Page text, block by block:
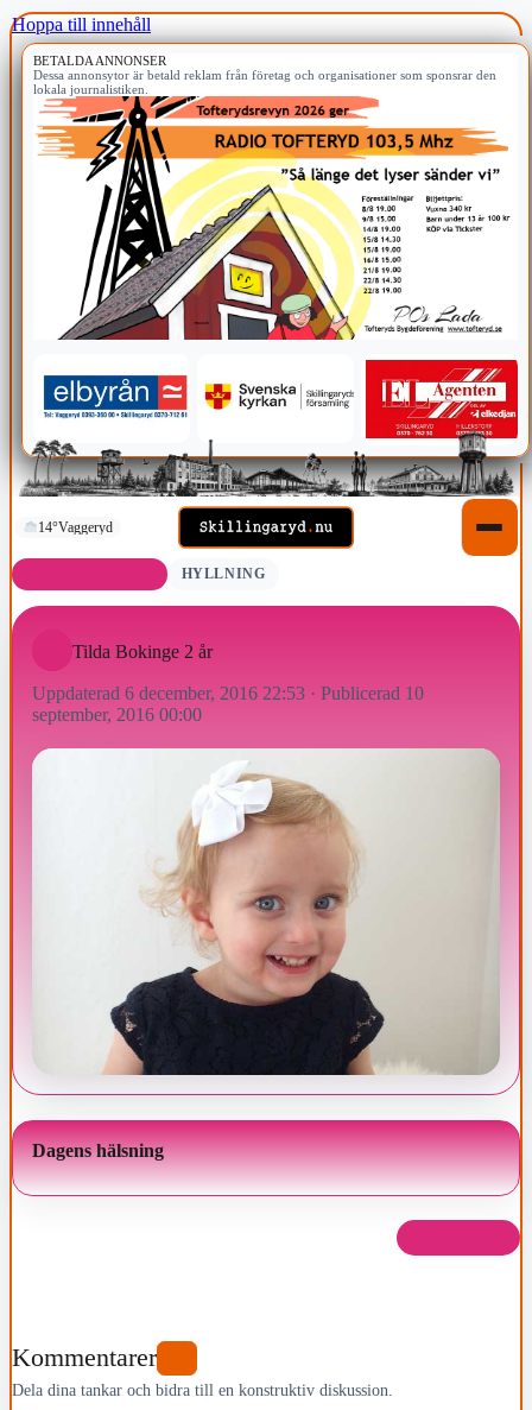
Hoppa till innehåll
BETALDA ANNONSER
Dessa annonsytor är betald reklam från företag och organisationer som sponsrar den
lokala journalistiken.
14°Vaggeryd
HYLLNING
Tilda Bokinge 2 år
Uppdaterad 6 december, 2016 22:53 · Publicerad 10
september, 2016 00:00
Dagens hälsning
Kommentarer
Dela dina tankar och bidra till en konstruktiv diskussion.